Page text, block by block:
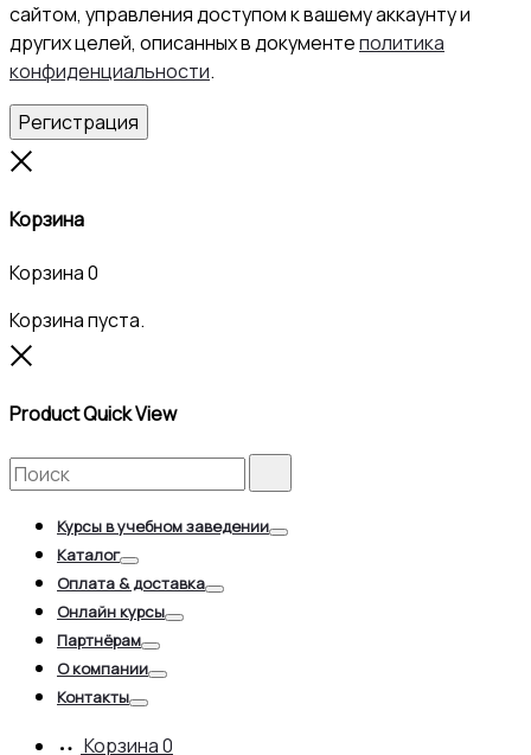
сайтом, управления доступом к вашему аккаунту и
других целей, описанных в документеполитика
конфиденциальности.
Регистрация
Корзина
Корзина0
Корзина пуста.
Product Quick View
Search
for:
Курсы в учебном заведении
Каталог
Toggle
Оплата & доставка
Онлайн курсы
Партнёрам
О компании
Контакты
Корзина0